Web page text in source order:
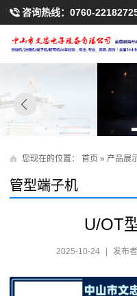
咨询热线： 0760-
您现在的位置： 首页 » 产品展
管型端子机
U/OT
2025-10-24 | 发布